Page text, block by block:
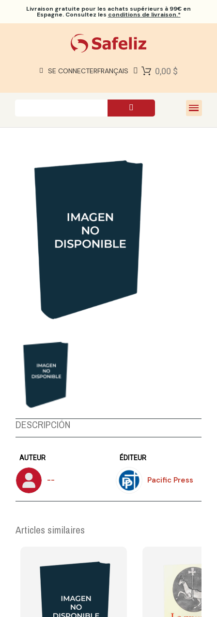
Livraison gratuite pour les achats supérieurs à 99€ en
Espagne. Consultez les conditions de livraison.*
SE CONNECTERFRANÇAIS 0,00 $
À PROPOS DE NOUS
DESCRIPCIÓN
AUTEUR
--
ÉDITEUR
Pacific Press
Articles similaires